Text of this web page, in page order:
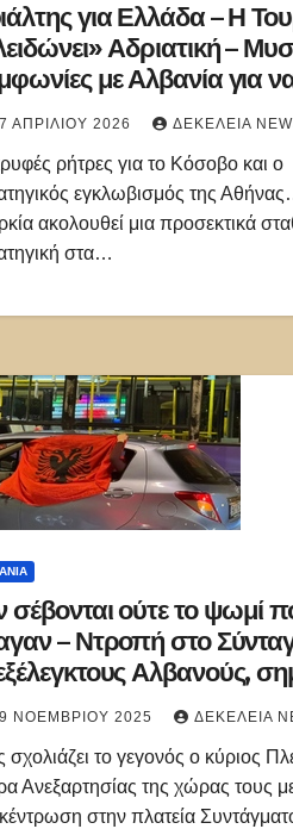
για Ελλάδα – Η
Αδριατική –
με Αλβανία για
τον ελληνικό
ΑΠΡΙΛΊΟΥ 2026 ΔΕΚΈΛΕΙΑ
ρήτρες για το Κόσοβο και ο
εγκλωβισμός της
ακολουθεί μια προσεκτικά
στα…
σέβονται ούτε το ψωμί
– Ντροπή στο
Αλβανούς,
Αλβανίας και…
ΝΟΕΜΒΡΊΟΥ 2025 ΔΕΚΈΛΕΙΑ
το γεγονός ο κύριος
Ανεξαρτησίας της χώρας τους
στην πλατεία